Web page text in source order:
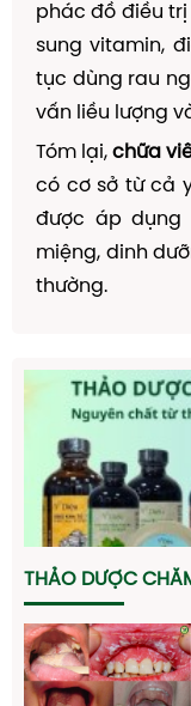
phác đồ điều
sung vitamin,
tục dùng rau
vấn liều lượng
Tóm lại,chữa
có cơ sở từ cả
được áp dụng
miệng, dinh
thường.
THẢO DƯỢC